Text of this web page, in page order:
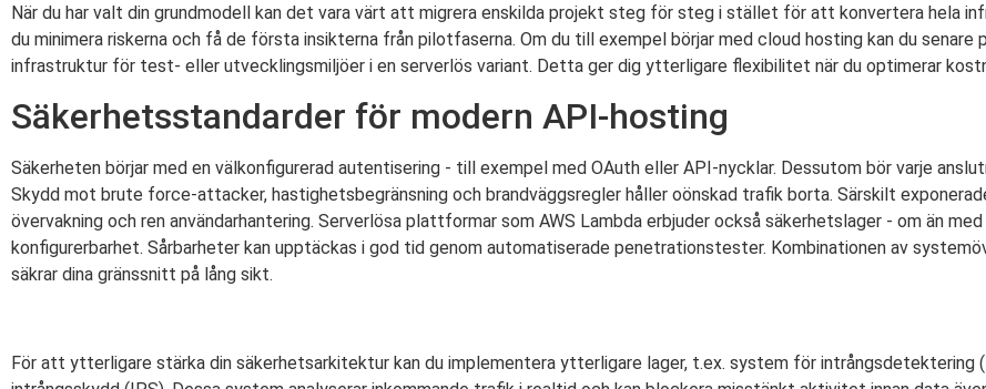
När du har valt din grundmodell kan det vara värt att migrera enskilda projekt steg för steg i stället för att konvertera hela
du minimera riskerna och få de första insikterna från pilotfaserna. Om du till exempel börjar med cloud hosting kan du senare
infrastruktur för test- eller utvecklingsmiljöer i en serverlös variant. Detta ger dig ytterligare flexibilitet när du optimerar
Säkerhetsstandarder för modern API-hosting
Säkerheten börjar med en välkonfigurerad autentisering - till exempel med OAuth eller API-nycklar. Dessutom bör varje
Skydd mot brute force-attacker, hastighetsbegränsning och brandväggsregler håller oönskad trafik borta. Särskilt
övervakning och ren användarhantering. Serverlösa plattformar som AWS Lambda erbjuder också säkerhetslager - om än
konfigurerbarhet. Sårbarheter kan upptäckas i god tid genom automatiserade penetrationstester. Kombinationen av
säkrar dina gränssnitt på lång sikt.
För att ytterligare stärka din säkerhetsarkitektur kan du implementera ytterligare lager, t.ex. system för intrångsdetektering